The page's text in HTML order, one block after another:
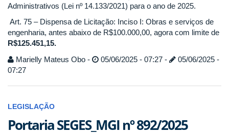
Administrativos (Lei nº 14.133/2021) para o ano de 2025.
Art. 75 – Dispensa de Licitação: Inciso I: Obras e serviços de
engenharia, antes abaixo de R$100.000,00, agora com limite de
R$125.451,15.
Marielly Mateus Obo -
05/06/2025 - 07:27 -
05/06/2025 -
07:27
LEGISLAÇÃO
Portaria SEGES_MGI nº 892/2025